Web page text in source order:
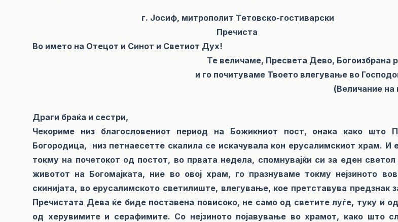
г. Јосиф, митрополит Тетовско-гостиварски
Прeчиста
Во името на Отецот и Синот и Светиот Дух!
Те величаме, Пресвета Дево, Богоизбрана
и го почитуваме Твоето влегување во
(Величание на
Драги браќа и сестри,
Чекориме низ благословениот период на Божикниот пост, онака како што
Богородица, низ петнаесетте скалила се искачувала кон ерусалимскиот храм. И
токму на почетокот од постот, во првата недела, спомнувајќи си за еден
животот на Богомајката, ние во овој храм, го празнуваме токму нејзиното
скинијата, во ерусалимското светилиште, влегување, кое претставува предзнак
Пречистата Дева ќе биде поставена повисоко, не само од светите луѓе, туку и
од херувимите и серафимите. Со нејзиното појавување во храмот, како што